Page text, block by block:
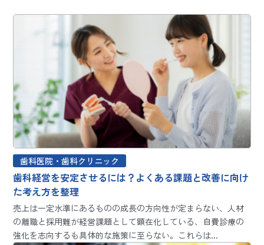
歯科医院・歯科クリニック
歯科経営を安定させるには？よくある課題と改善に向け
た考え方を整理
売上は一定水準にあるものの成長の方向性が定まらない、人材
の離職と採用難が経営課題として顕在化している、自費診療の
強化を志向するも具体的な施策に至らない。これらは...